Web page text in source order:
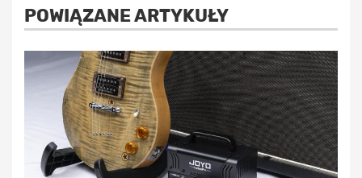
POWIĄZANE ARTYKUŁY